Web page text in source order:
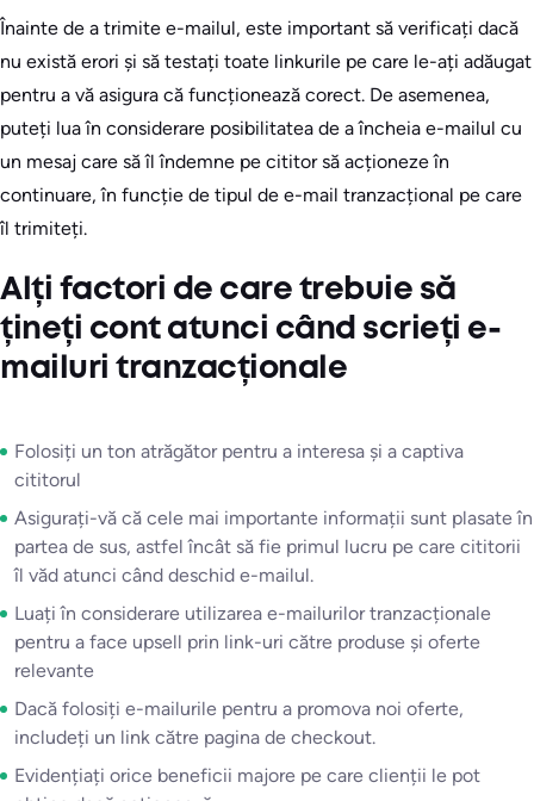
Înainte de a trimite e-mailul, este important să verificați dacă
nu există erori și să testați toate linkurile pe care le-ați adăugat
pentru a vă asigura că funcționează corect. De asemenea,
puteți lua în considerare posibilitatea de a încheia e-mailul cu
un mesaj care să îl îndemne pe cititor să acționeze în
continuare, în funcție de tipul de e-mail tranzacțional pe care
îl trimiteți.
Alți factori de care trebuie să
țineți cont atunci când scrieți e-
mailuri tranzacționale
Folosiți un ton atrăgător pentru a interesa și a captiva
cititorul
Asigurați-vă că cele mai importante informații sunt plasate în
partea de sus, astfel încât să fie primul lucru pe care cititorii
îl văd atunci când deschid e-mailul.
Luați în considerare utilizarea e-mailurilor tranzacționale
pentru a face upsell prin link-uri către produse și oferte
relevante
Dacă folosiți e-mailurile pentru a promova noi oferte,
includeți un link către pagina de checkout.
Evidențiați orice beneficii majore pe care clienții le pot